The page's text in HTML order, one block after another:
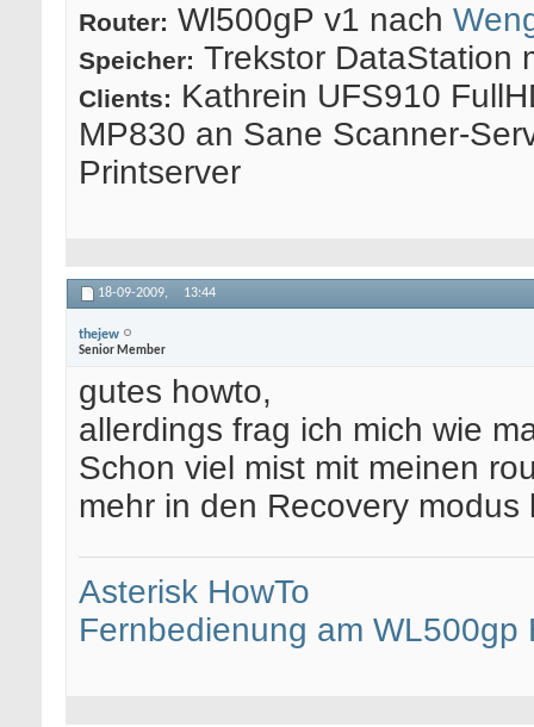
Router: Wl500gP v1 nach
Speicher: Trekstor DataStation
Clients: Kathrein UFS910
MP830 an Sane Scanner-
Printserver
18-09-2009, 13:44
thejew
Senior Member
gutes howto,
allerdings frag ich mich wie
Schon viel mist mit meinen
mehr in den Recovery
Asterisk HowTo
Fernbedienung am WL500gp